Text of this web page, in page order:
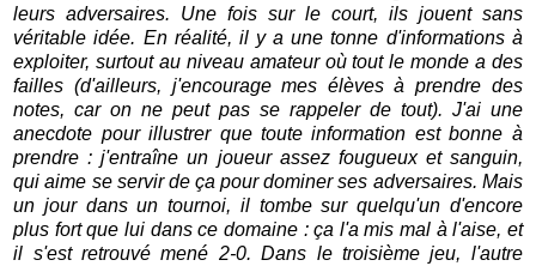
leurs adversaires. Une fois sur le court, ils jouent sans
véritable idée. En réalité, il y a une tonne d'informations à
exploiter, surtout au niveau amateur où tout le monde a des
failles (d'ailleurs, j'encourage mes élèves à prendre des
notes, car on ne peut pas se rappeler de tout). J'ai une
anecdote pour illustrer que toute information est bonne à
prendre : j'entraîne un joueur assez fougueux et sanguin,
qui aime se servir de ça pour dominer ses adversaires. Mais
un jour dans un tournoi, il tombe sur quelqu'un d'encore
plus fort que lui dans ce domaine : ça l'a mis mal à l'aise, et
il s'est retrouvé mené 2-0. Dans le troisième jeu, l'autre